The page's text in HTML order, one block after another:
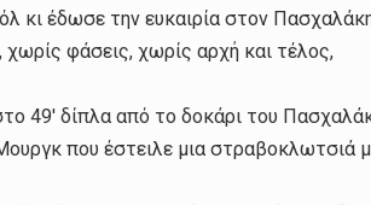
κι έδωσε την ευκαιρία στον
φάσεις, χωρίς αρχή και τέλος,
49′ δίπλα από το δοκάρι του
που έστειλε μια στραβοκλωτσιά